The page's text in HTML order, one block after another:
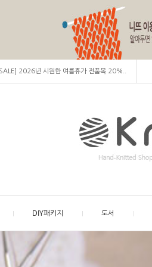
[SALE] 2026년 시원한 여름휴가 전품목 20%..
DIY패키지 도서